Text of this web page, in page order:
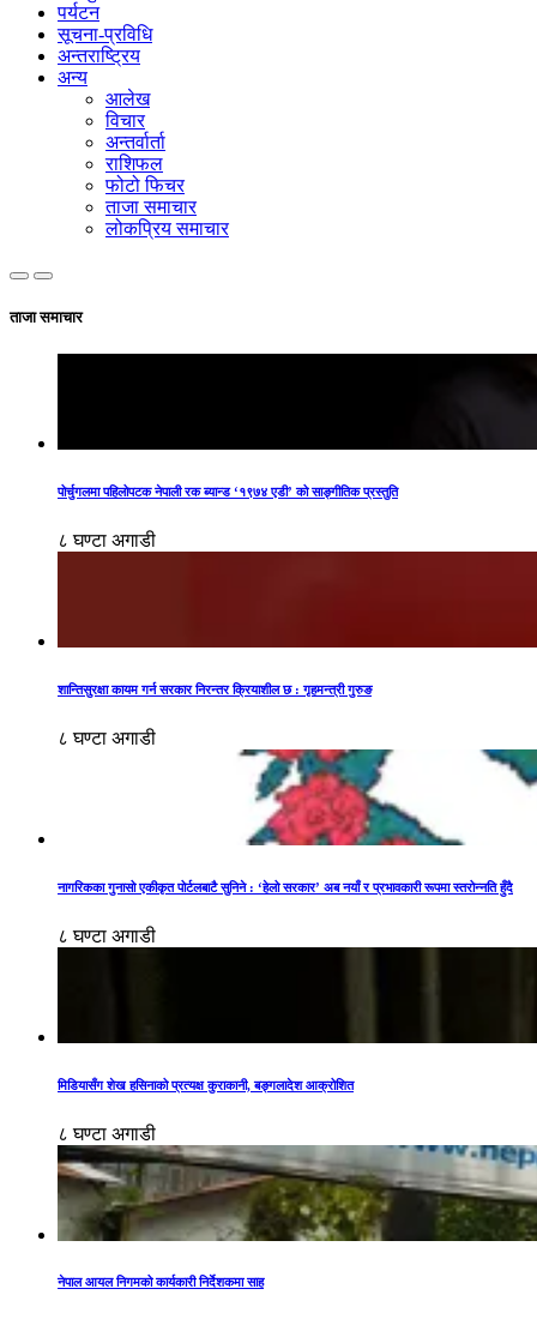
पर्यटन
सूचना-प्रविधि
अन्तराष्ट्रिय
अन्य
आलेख
विचार
अन्तर्वार्ता
राशिफल
फोटो फिचर
ताजा समाचार
लोकप्रिय समाचार
ताजा समाचार
पोर्चुगलमा पहिलोपटक नेपाली रक ब्यान्ड ‘१९७४ एडी’ को साङ्गीतिक प्रस्तुति
८ घण्टा अगाडी
शान्तिसुरक्षा कायम गर्न सरकार निरन्तर क्रियाशील छ : गृहमन्त्री गुरुङ
८ घण्टा अगाडी
नागरिकका गुनासो एकीकृत पोर्टलबाटै सुनिने : ‘हेलो सरकार’ अब नयाँ र प्रभावकारी रूपमा स्तरोन्नति हुँदै
८ घण्टा अगाडी
मिडियासँग शेख हसिनाको प्रत्यक्ष कुराकानी, बङ्गलादेश आक्रोशित
८ घण्टा अगाडी
नेपाल आयल निगमको कार्यकारी निर्देशकमा साह